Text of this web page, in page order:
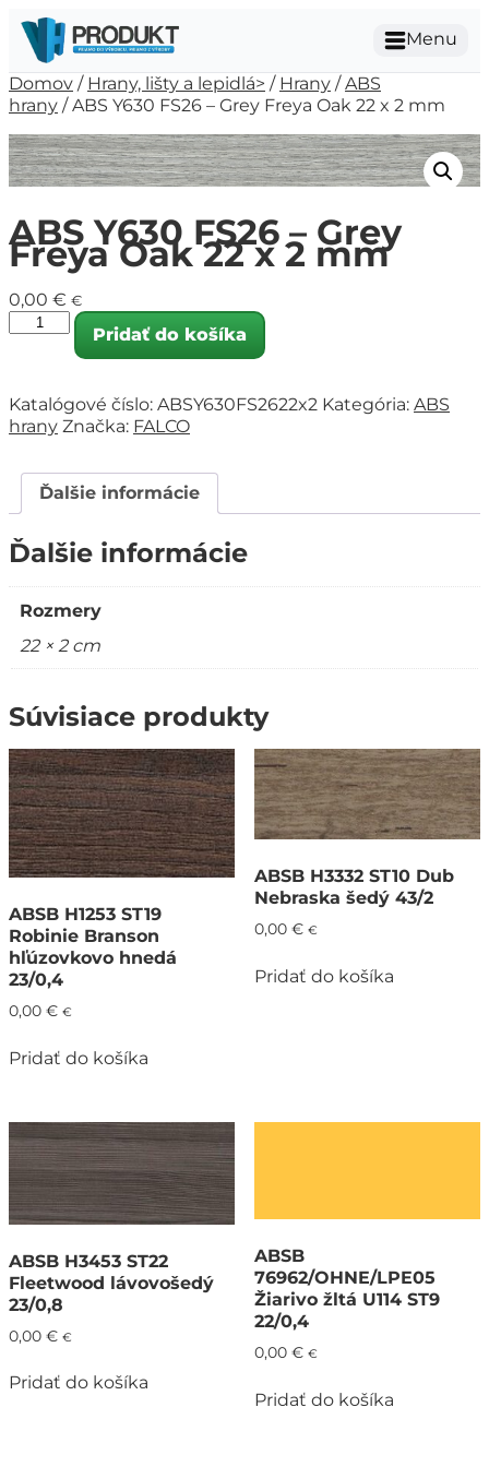
Menu
Domov / Hrany, lišty a lepidlá> / Hrany /ABS
hrany / ABS Y630 FS26 – Grey Freya Oak 22 x 2 mm
ABS Y630 FS26 – Grey
Freya Oak 22 x 2 mm
0,00 € €
Pridať do košíka
Katalógové číslo: ABSY630FS2622x2 Kategória: ABS
hrany Značka: FALCO
Ďalšie informácie
Ďalšie informácie
Rozmery
22 × 2 cm
Súvisiace produkty
ABSB H1253 ST19
Robinie Branson
hľúzovkovo hnedá
23/0,4
0,00 € €
Pridať do košíka
ABSB H3332 ST10 Dub
Nebraska šedý 43/2
0,00 € €
Pridať do košíka
ABSB H3453 ST22
Fleetwood lávovošedý
23/0,8
0,00 € €
Pridať do košíka
ABSB
76962/OHNE/LPE05
Žiarivo žltá U114 ST9
22/0,4
0,00 € €
Pridať do košíka